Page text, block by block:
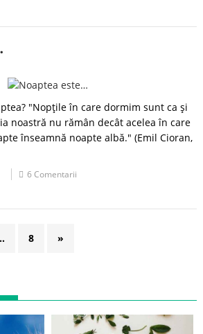
"Nopţile în care dormim sunt ca şi
noastră nu rămân decât acelea în care
înseamnă noapte albă." (Emil Cioran,
6 Comentarii
8 »